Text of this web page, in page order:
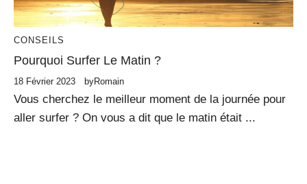
CONSEILS
Pourquoi Surfer Le Matin ?
18 Février 2023 byRomain
Vous cherchez le meilleur moment de la journée pour
aller surfer ? On vous a dit que le matin était ...